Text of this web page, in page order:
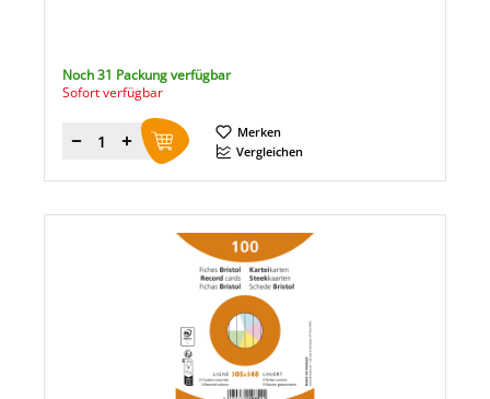
Noch 31 Packung verfügbar
Sofort verfügbar
Menge
Merken
Vergleichen